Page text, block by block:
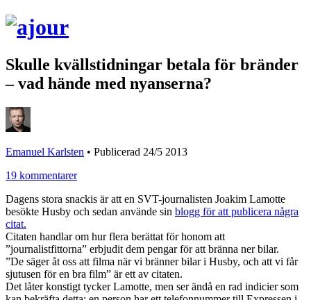
Skulle kvällstidningar betala för bränder
– vad hände med nyanserna?
Emanuel Karlsten • Publicerad 24/5 2013
19 kommentarer
Dagens stora snackis är att en SVT-journalisten Joakim Lamotte
besökte Husby och sedan använde sin blogg för att publicera några
citat.
Citaten handlar om hur flera berättat för honom att
”journalistfittorna” erbjudit dem pengar för att bränna ner bilar.
”De säger åt oss att filma när vi bränner bilar i Husby, och att vi får
sjutusen för en bra film” är ett av citaten.
Det låter konstigt tycker Lamotte, men ser ändå en rad indicier som